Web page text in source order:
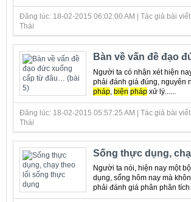
Đăng lúc: 18-02-2015 06:02:00 AM | Tác giả bài
Thái
Bàn về vấn đề đạo
Người ta có nhận xét hiện
phải đánh giá đúng, nguyên
pháp, biện phápxử lý......
Đăng lúc: 18-02-2015 05:57:25 AM | Tác giả bài
Thái
Sống thực dụng,
Người ta nói, hiện nay một
dụng, sống hôm nay mà
phải đánh giá phân phân